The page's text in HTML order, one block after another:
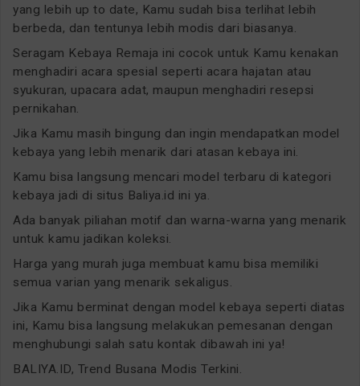
yang lebih up to date, Kamu sudah bisa terlihat lebih
berbeda, dan tentunya lebih modis dari biasanya.
Seragam Kebaya Remaja ini cocok untuk Kamu kenakan
menghadiri acara spesial seperti acara hajatan atau
syukuran, upacara adat, maupun menghadiri resepsi
pernikahan.
Jika Kamu masih bingung dan ingin mendapatkan model
kebaya yang lebih menarik dari atasan kebaya ini.
Kamu bisa langsung mencari model terbaru di kategori
kebaya jadi di situs Baliya.id ini ya.
Ada banyak piliahan motif dan warna-warna yang menarik
untuk kamu jadikan koleksi.
Harga yang murah juga membuat kamu bisa memiliki
semua varian yang menarik sekaligus.
Jika Kamu berminat dengan model kebaya seperti diatas
ini, Kamu bisa langsung melakukan pemesanan dengan
menghubungi salah satu kontak dibawah ini ya!
BALIYA.ID, Trend Busana Modis Terkini.